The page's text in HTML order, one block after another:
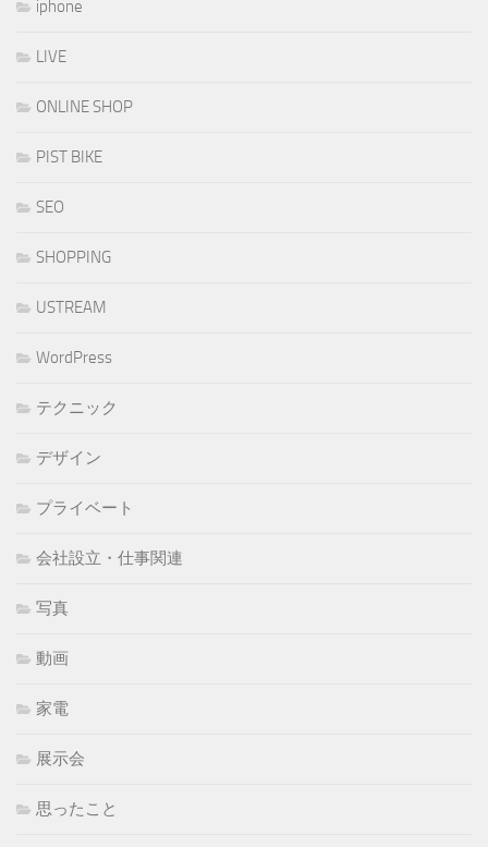
iphone
LIVE
ONLINE SHOP
PIST BIKE
SEO
SHOPPING
USTREAM
WordPress
テクニック
デザイン
プライベート
会社設立・仕事関連
写真
動画
家電
展示会
思ったこと